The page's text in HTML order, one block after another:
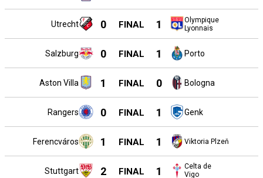
Utrecht 0 FINAL 1
Olympique
Lyonnais
Salzburg 0 FINAL 1 Porto
Aston Villa 1 FINAL 0 Bologna
Rangers 0 FINAL 1 Genk
Ferencváros 1 FINAL 1 Viktoria Plzeň
Stuttgart 2 FINAL 1
Celta de
Vigo